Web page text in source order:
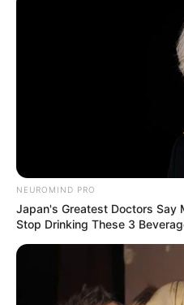
NEUROMIND PRO
Japan's Greatest Doctors Say
Stop Drinking These 3